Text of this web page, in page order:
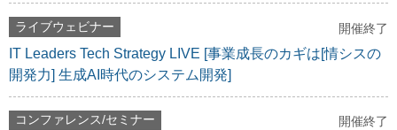
ライブウェビナー 開催終了
IT Leaders Tech Strategy LIVE [事業成長のカギは[情シスの
開発力] 生成AI時代のシステム開発]
コンファレンス/セミナー 開催終了